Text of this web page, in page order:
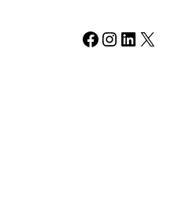
Facebook Instagram LinkedIn X